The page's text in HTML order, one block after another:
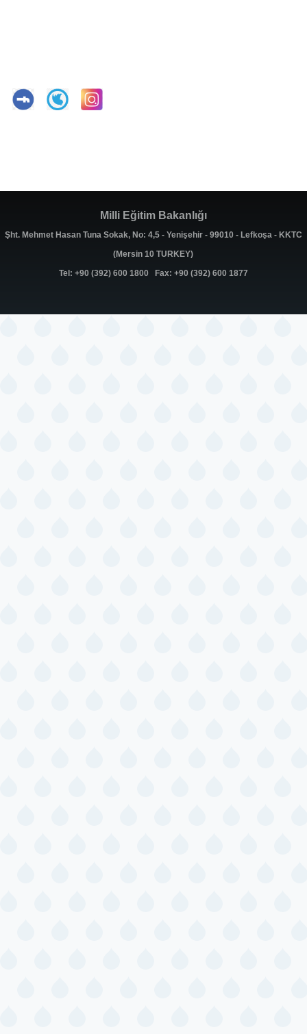
Milli Eğitim Bakanlığı
Şht. Mehmet Hasan Tuna Sokak, No: 4,5 - Yenişehir - 99010 - Lefkoşa - KKTC
(Mersin 10 TURKEY)
Tel: +90 (392) 600 1800 Fax: +90 (392) 600 1877